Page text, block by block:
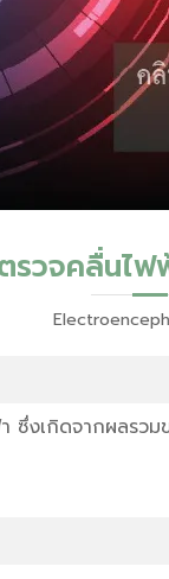
รวจคลื่นไฟ
เกิดจากผลรวม